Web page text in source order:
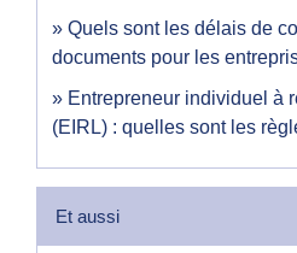
Quels sont les délais de
documents pour les
Entrepreneur individuel à
(EIRL) : quelles sont les
Et aussi